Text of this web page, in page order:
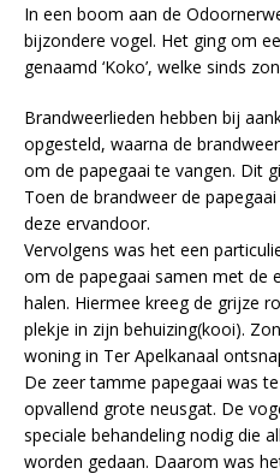
In een boom aan de
bijzondere vogel. Het ging om
genaamd ‘Koko’, welke sinds
Brandweerlieden hebben bij
opgesteld, waarna de
om de papegaai te vangen. Dit
Toen de brandweer de
deze ervandoor.
Vervolgens was het een
om de papegaai samen met de
halen. Hiermee kreeg de grijze
plekje in zijn behuizing(kooi).
woning in Ter Apelkanaal
De zeer tamme papegaai was
opvallend grote neusgat. De
speciale behandeling nodig die
worden gedaan. Daarom was